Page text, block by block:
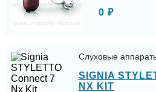
0 ₽
Слуховые
SIGNIA
NX KIT